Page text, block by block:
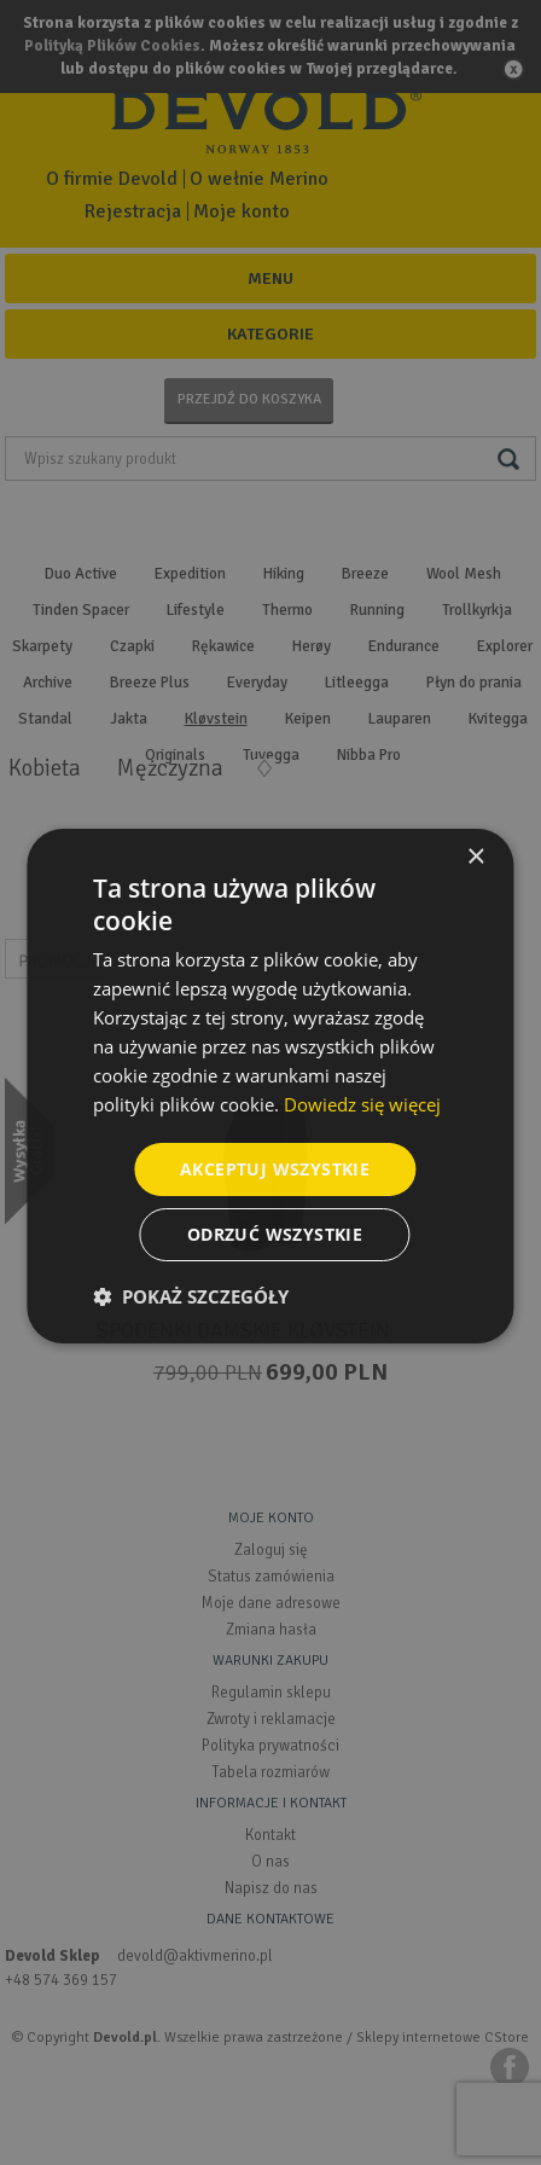
Strona korzysta z plików cookies w celu realizacji usług i zgodnie z
Polityką Plików Cookies. Możesz określić warunki przechowywania
lub dostępu do plików cookies w Twojej przeglądarce.
Rejestracja Moje konto
O firmie Devold O wełnie Merino
MENU
KATEGORIE
PRZEJDŹ DO KOSZYKA
Duo Active Expedition Hiking Breeze
Wool Mesh
Tinden Spacer
Lifestyle Thermo Running
Trollkyrkja
Skarpety
Czapki Rękawice Herøy Endurance
Explorer
Archive
Breeze Plus Everyday Litleegga
Płyn do prania
Standal
Jakta Kløvstein Keipen Lauparen
Kvitegga
Originals
Tuvegga Nibba Pro
Kobieta Mężczyzna
799,00 PLN699,00 PLN
MOJE KONTO
Zaloguj się
Status zamówienia
Moje dane adresowe
Zmiana hasła
WARUNKI ZAKUPU
Regulamin sklepu
Zwroty i reklamacje
Polityka prywatności
Tabela rozmiarów
INFORMACJE I KONTAKT
Kontakt
O nas
Napisz do nas
DANE KONTAKTOWE
Devold Sklep
+48 574 369 157
devold@aktivmerino.pl
© Copyright Devold.pl. Wszelkie prawa zastrzeżone / Sklepy internetowe CStore
×
Ta strona używa plików
cookie
Ta strona korzysta z plików cookie, aby
zapewnić lepszą wygodę użytkowania.
Korzystając z tej strony, wyrażasz zgodę
na używanie przez nas wszystkich plików
cookie zgodnie z warunkami naszej
polityki plików cookie. Dowiedz się więcej
AKCEPTUJ WSZYSTKIE
ODRZUĆ WSZYSTKIE
POKAŻ SZCZEGÓŁY